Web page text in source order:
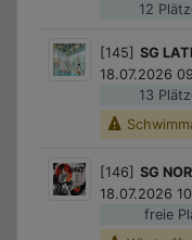
12
13
[145] SG LATHEN /
18.07.2026
freie
[146] SG
18.07.2026